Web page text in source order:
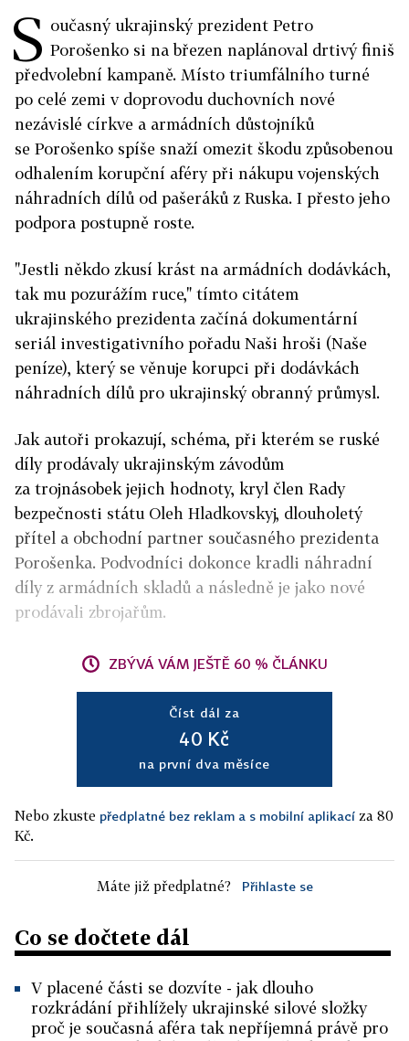
S oučasný ukrajinský prezident Petro
Porošenko si na březen naplánoval drtivý finiš
předvolební kampaně. Místo triumfálního turné
po celé zemi v doprovodu duchovních nové
nezávislé církve a armádních důstojníků
se Porošenko spíše snaží omezit škodu způsobenou
odhalením korupční aféry při nákupu vojenských
náhradních dílů od pašeráků z Ruska. I přesto jeho
podpora postupně roste.
"Jestli někdo zkusí krást na armádních dodávkách,
tak mu pozurážím ruce," tímto citátem
ukrajinského prezidenta začíná dokumentární
seriál investigativního pořadu Naši hroši (Naše
peníze), který se věnuje korupci při dodávkách
náhradních dílů pro ukrajinský obranný průmysl.
Jak autoři prokazují, schéma, při kterém se ruské
díly prodávaly ukrajinským závodům
za trojnásobek jejich hodnoty, kryl člen Rady
bezpečnosti státu Oleh Hladkovskyj, dlouholetý
přítel a obchodní partner současného prezidenta
Porošenka. Podvodníci dokonce kradli náhradní
díly z armádních skladů a následně je jako nové
prodávali zbrojařům.
ZBÝVÁ VÁM JEŠTĚ 60 % ČLÁNKU
Číst dál za
40 Kč
na první dva měsíce
Nebo zkuste předplatné bez reklam a s mobilní aplikací za 80
Kč.
Máte již předplatné? Přihlaste se
Co se dočtete dál
V placené části se dozvíte - jak dlouho
rozkrádání přihlížely ukrajinské silové složky
proč je současná aféra tak nepříjemná právě pro